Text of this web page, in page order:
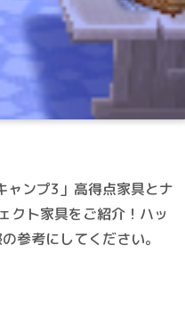
ャンプ3」高得点家具とナ
クト家具をご紹介！ハッ
参考にしてください。